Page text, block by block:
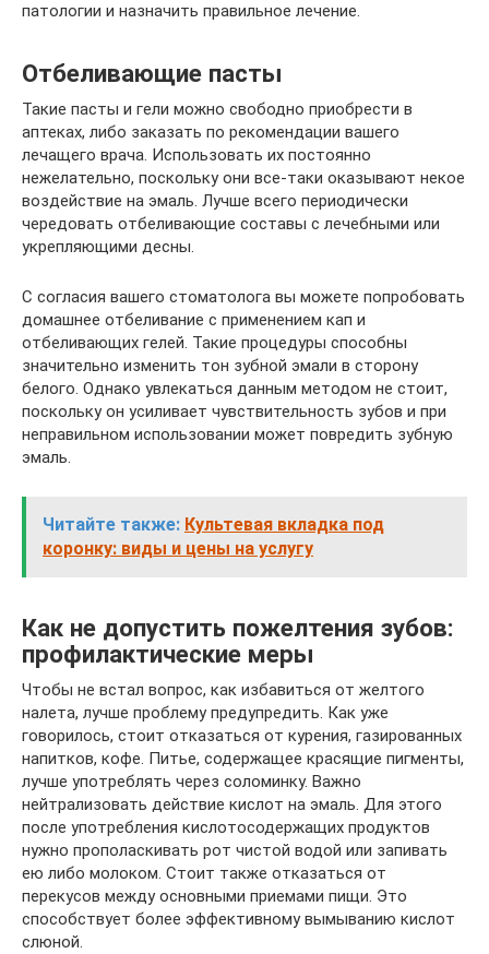
патологии и назначить правильное лечение.
Отбеливающие пасты
Такие пасты и гели можно свободно приобрести в
аптеках, либо заказать по рекомендации вашего
лечащего врача. Использовать их постоянно
нежелательно, поскольку они все-таки оказывают некое
воздействие на эмаль. Лучше всего периодически
чередовать отбеливающие составы с лечебными или
укрепляющими десны.
С согласия вашего стоматолога вы можете попробовать
домашнее отбеливание с применением кап и
отбеливающих гелей. Такие процедуры способны
значительно изменить тон зубной эмали в сторону
белого. Однако увлекаться данным методом не стоит,
поскольку он усиливает чувствительность зубов и при
неправильном использовании может повредить зубную
эмаль.
Читайте также: Культевая вкладка под
коронку: виды и цены на услугу
Как не допустить пожелтения зубов:
профилактические меры
Чтобы не встал вопрос, как избавиться от желтого
налета, лучше проблему предупредить. Как уже
говорилось, стоит отказаться от курения, газированных
напитков, кофе. Питье, содержащее красящие пигменты,
лучше употреблять через соломинку. Важно
нейтрализовать действие кислот на эмаль. Для этого
после употребления кислотосодержащих продуктов
нужно прополаскивать рот чистой водой или запивать
ею либо молоком. Стоит также отказаться от
перекусов между основными приемами пищи. Это
способствует более эффективному вымыванию кислот
слюной.